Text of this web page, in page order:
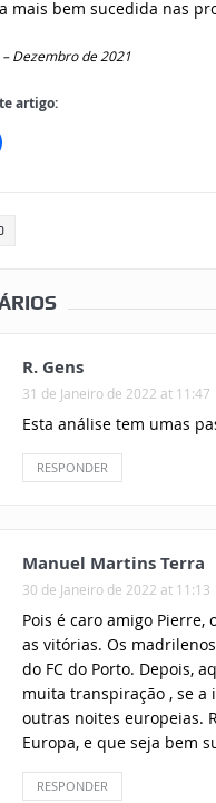
mais bem sucedida nas
Dezembro de 2021
artigo:
R. Gens
31 de Janeiro de 2022 at 11:47
Esta análise tem umas
RESPONDER
Manuel Martins Terra
30 de Janeiro de 2022 at 11:13
Pois é caro amigo
as vitórias. Os
do FC do Porto. Depois,
muita transpiração , se a
outras noites europeias.
Europa, e que seja bem
RESPONDER